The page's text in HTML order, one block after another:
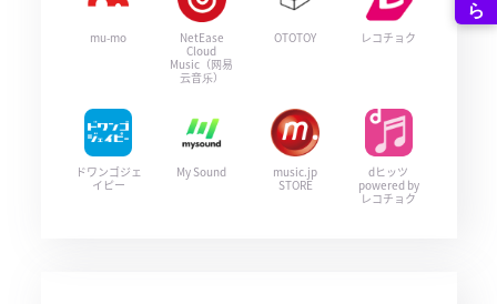
mu-mo
NetEase
Cloud
Music（网易
云音乐）
OTOTOY レコチョク
ドワンゴジェ
イピー
My Sound
music.jp
STORE
dヒッツ
powered by
レコチョク